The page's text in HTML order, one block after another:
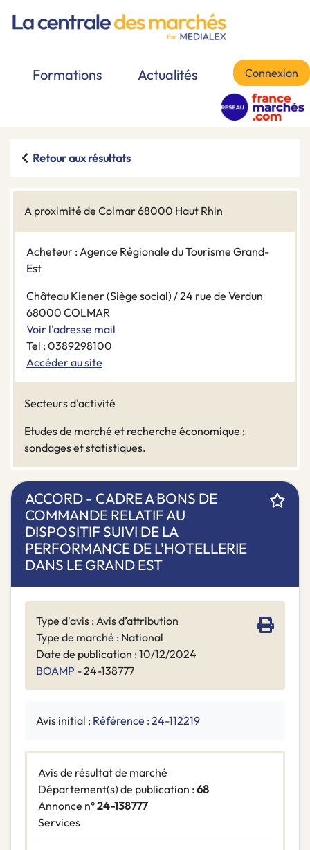
Formations Actualités Connexion
Retour aux résultats
A proximité de Colmar 68000 Haut Rhin
Acheteur : Agence Régionale du Tourisme Grand-
Est
Château Kiener (Siège social) / 24 rue de Verdun
68000 COLMAR
Voir l'adresse mail
Tel : 0389298100
Accéder au site
Secteurs d'activité
Etudes de marché et recherche économique ;
sondages et statistiques.
ACCORD - CADRE A BONS DE
COMMANDE RELATIF AU
DISPOSITIF SUIVI DE LA
PERFORMANCE DE L'HOTELLERIE
DANS LE GRAND EST
Type d'avis : Avis d’attribution
Type de marché : National
Date de publication : 10/12/2024
BOAMP - 24-138777
Avis initial : Référence : 24-112219
Avis de résultat de marché
Département(s) de publication : 68
Annonce n°24-138777
Services